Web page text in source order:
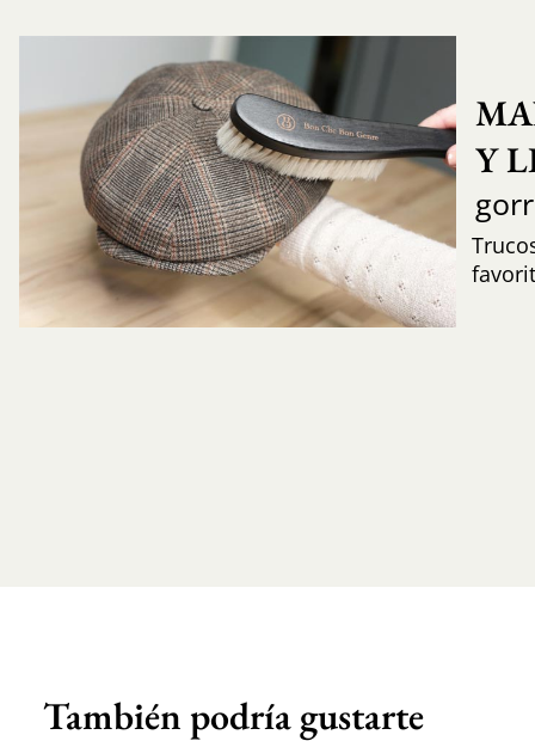
Y
También podría gustarte